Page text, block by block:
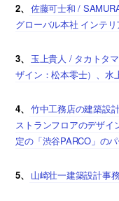
2、 佐藤可士和 /
グローバル本社 インテリ
3、
玉上貴人 / タカトタ
ザイン：松本零士）、水
4、 竹中工務店の建築設
ストランフロアのデザイ
定の「渋谷PARCO」の
5、 山崎壮一建築設計事